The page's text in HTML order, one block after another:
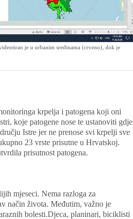
je u urbanim sredinama (crveno), dok je
krpelja i patogena koji oni
koje patogene nose te ustanoviti gdje
Istre jer ne prenose svi krpelji sve
23 vrste prisutne u Hrvatskoj.
prisutnost patogena.
mjeseci. Nema razloga za
način života. Međutim, važno je
bolesti.Djeca, planinari, biciklisti